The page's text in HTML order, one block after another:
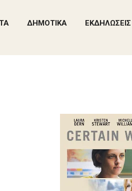
ΔΗΜΟΤΙΚΑ ΕΚΔΗΛΩΣΕΙΣ